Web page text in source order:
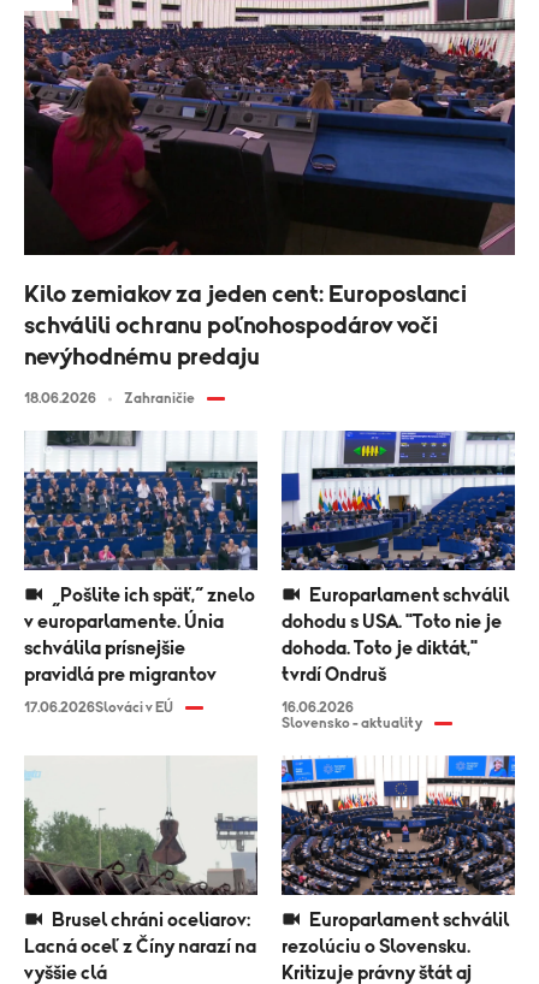
Kilo zemiakov za jeden cent: Europoslanci
schválili ochranu poľnohospodárov voči
nevýhodnému predaju
18.06.2026 Zahraničie
v europarlamente. Únia
schválila prísnejšie
pravidlá pre migrantov
17.06.2026Slováci v EÚ
dohodu s USA. "Toto nie je
dohoda. Toto je diktát,"
tvrdí Ondruš
16.06.2026
Slovensko - aktuality
Lacná oceľ z Číny narazí na
vyššie clá
rezolúciu o Slovensku.
Kritizuje právny štát aj